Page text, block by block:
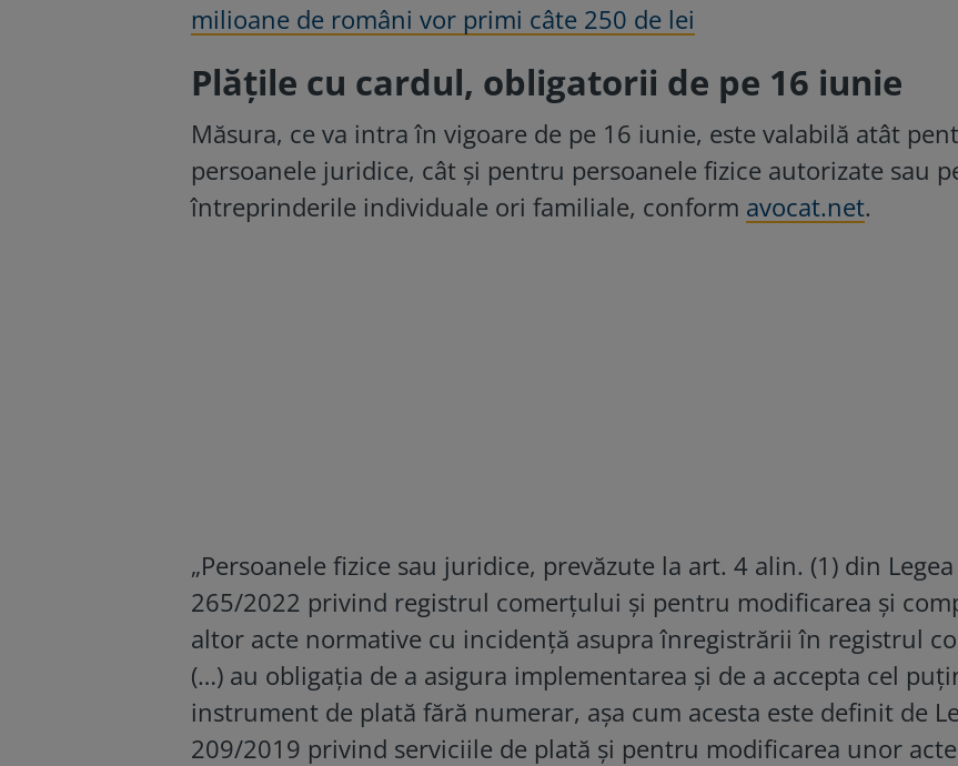
milioane de români vor primi câte 250 de lei
Plățile cu cardul, obligatorii de pe 16 iunie
Măsura, ce va intra în vigoare de pe 16 iunie, este valabilă atât
persoanele juridice, cât și pentru persoanele fizice autorizate sau
întreprinderile individuale ori familiale, conform avocat.net.
„Persoanele fizice sau juridice, prevăzute la art. 4 alin. (1) din
265/2022 privind registrul comerţului şi pentru modificarea şi
altor acte normative cu incidenţă asupra înregistrării în registrul
(…) au obligația de a asigura implementarea și de a accepta cel
instrument de plată fără numerar, așa cum acesta este definit de
209/2019 privind serviciile de plată și pentru modificarea unor acte